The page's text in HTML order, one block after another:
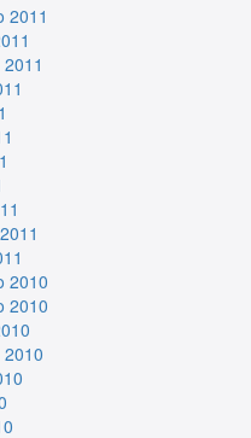
2011
2010
2010